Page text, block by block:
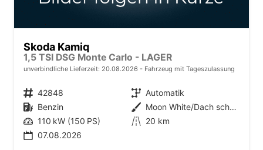
Skoda Kamiq
1,5 TSI DSG Monte Carlo - LAGER
unverbindliche Lieferzeit: 20.08.2026 Fahrzeug mit Tageszulassung
Fahrzeugnr. 42848 Getriebe Automatik
Kraftstoff Benzin Außenfarbe
Moon White/Dach schwarz Metallic (2Y1Z)
Leistung 110 kW (150 PS) Kilometerstand 20 km
07.08.2026